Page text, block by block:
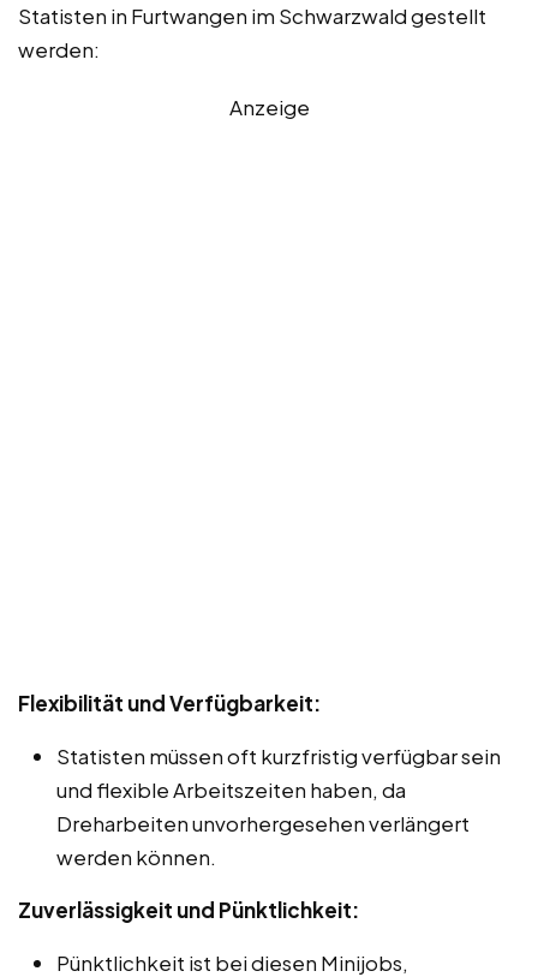
Statisten in Furtwangen im Schwarzwald gestellt
werden:
Anzeige
Flexibilität und Verfügbarkeit:
Statisten müssen oft kurzfristig verfügbar sein
und flexible Arbeitszeiten haben, da
Dreharbeiten unvorhergesehen verlängert
werden können.
Zuverlässigkeit und Pünktlichkeit:
Pünktlichkeit ist bei diesen Minijobs,